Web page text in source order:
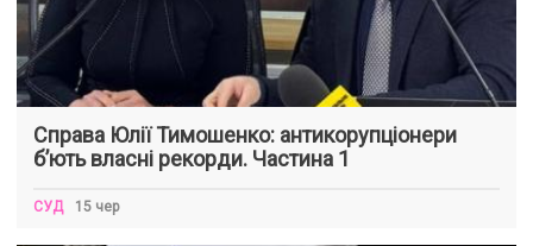
Справа Юлії Тимошенко: антикорупціонери
б’ють власні рекорди. Частина 1
СУД 15 чер